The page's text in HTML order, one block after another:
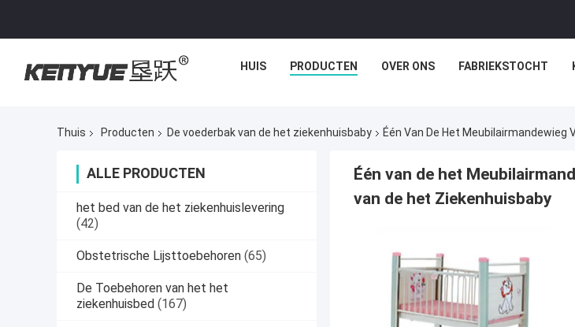
HUIS PRODUCTEN OVER ONS FABRIEKSTOCHT
Thuis Producten De voederbak van de het ziekenhuisbaby Één Van De Het Meubilairmandewieg
ALLE PRODUCTEN
het bed van de het ziekenhuislevering
(42)
Obstetrische Lijsttoebehoren (65)
De Toebehoren van het het
ziekenhuisbed (167)
Één van de het
van de het Ziekenhuisbaby